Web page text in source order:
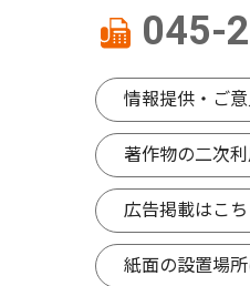
045-
情報提供・ご
著作物の二次
広告掲載はこち
紙面の設置場